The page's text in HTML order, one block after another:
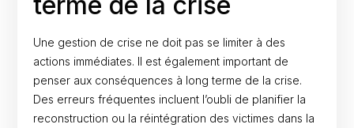
Une gestion de crise ne doit pas se limiter à des
actions immédiates. Il est également important de
penser aux conséquences à long terme de la crise.
Des erreurs fréquentes incluent l’oubli de planifier la
reconstruction ou la réintégration des victimes dans la